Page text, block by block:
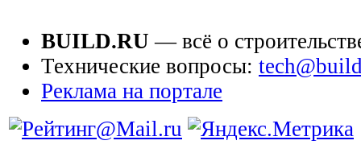
BUILD.RU — всё о
Технические вопросы:
Реклама на портале